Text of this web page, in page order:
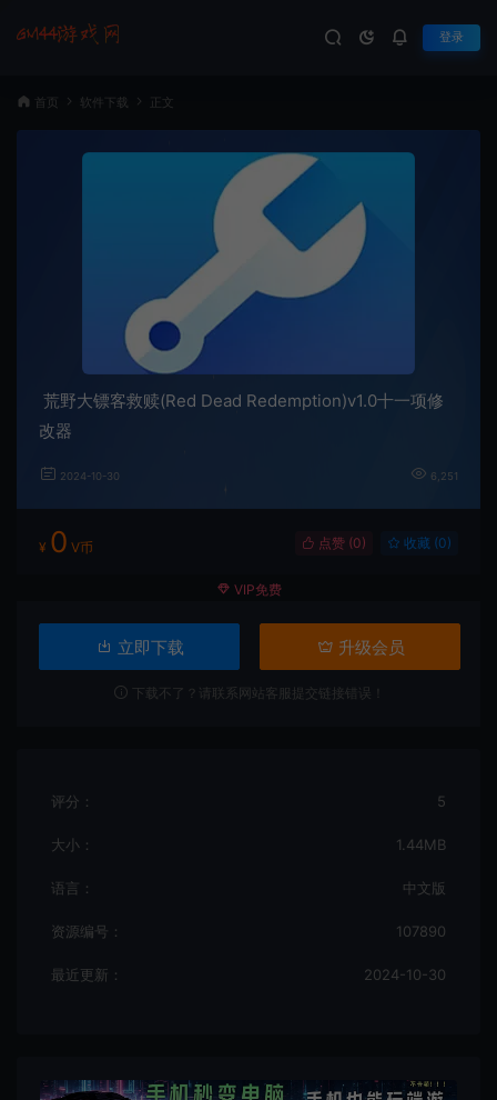
登录
首页 软件下载 正文
荒野大镖客救赎(Red Dead Redemption)v1.0十一项修
改器
2024-10-30 6,251
¥ 0 V币 点赞 (0) 收藏 (0)
VIP免费
立即下载 升级会员
下载不了？请联系网站客服提交链接错误！
评分： 5
大小： 1.44MB
语言： 中文版
资源编号： 107890
最近更新： 2024-10-30